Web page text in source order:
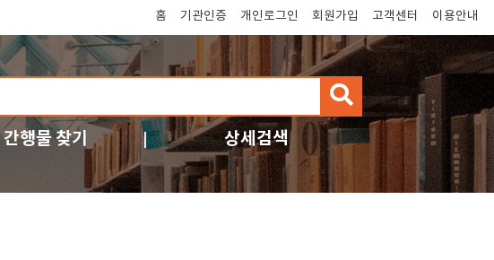
홈 기관인증 개인로그인 회원가입 고객센터 이용안내
검
색
간행물 찾기 상세검색